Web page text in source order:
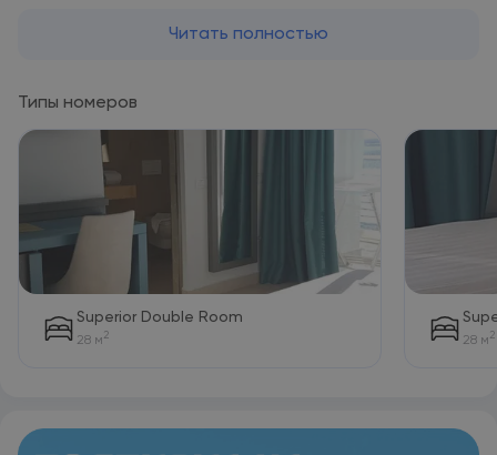
террасой и баром. В распоряжении гостей доставка еды и
спутниковыми каналами и сейф. Среди прочих удобств —
гостиная зона и собственная ванная комната с душем,
бесплатными туалетно-косметическими принадлежностями
и феном. В собственной ванной комнате есть тапочки.
Гостям Hotel Delfini предоставляются постельное белье и
полотенца. Гостям Hotel Delfini предоставляется
континентальный завтрак. К услугам гостей Hotel Delfini —
детская игровая площадка.
Читать полностью
Типы номеров
Superior Double Room
28 м 2 28 м 2